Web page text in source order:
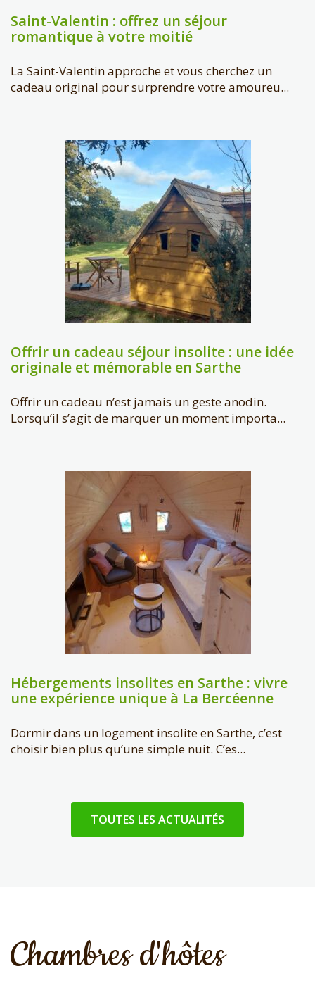
Saint-Valentin : offrez un séjour
romantique à votre moitié
La Saint-Valentin approche et vous cherchez un
cadeau original pour surprendre votre amoureu...
Offrir un cadeau séjour insolite : une idée
originale et mémorable en Sarthe
Offrir un cadeau n’est jamais un geste anodin.
Lorsqu’il s’agit de marquer un moment importa...
Hébergements insolites en Sarthe : vivre
une expérience unique à La Bercéenne
Dormir dans un logement insolite en Sarthe, c’est
choisir bien plus qu’une simple nuit. C’es...
TOUTES LES ACTUALITÉS
Chambres d'hôtes